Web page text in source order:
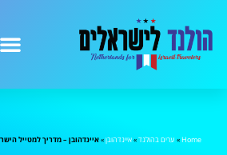
Home
» ערים בהולנד»איינדהובן»איינדהובן – מדריך למטייל